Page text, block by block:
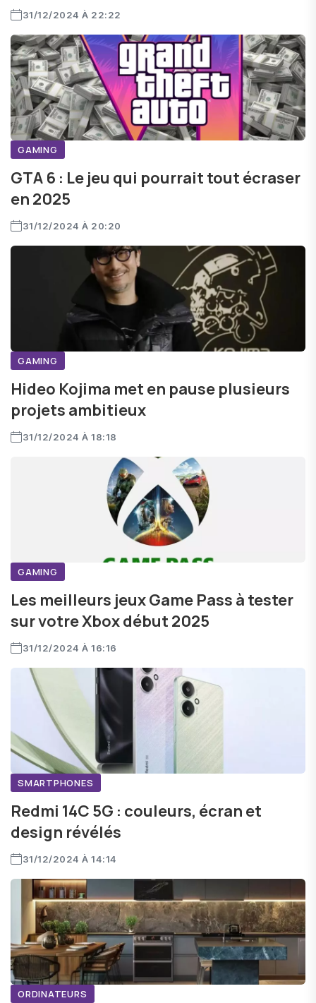
31/12/2024 À 22:22
GAMING
GTA 6 : Le jeu qui pourrait tout écraser
en 2025
31/12/2024 À 20:20
GAMING
Hideo Kojima met en pause plusieurs
projets ambitieux
31/12/2024 À 18:18
GAMING
Les meilleurs jeux Game Pass à tester
sur votre Xbox début 2025
31/12/2024 À 16:16
SMARTPHONES
Redmi 14C 5G : couleurs, écran et
design révélés
31/12/2024 À 14:14
ORDINATEURS